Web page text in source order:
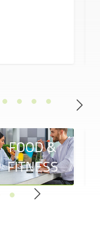
FOOD &
FITNESS